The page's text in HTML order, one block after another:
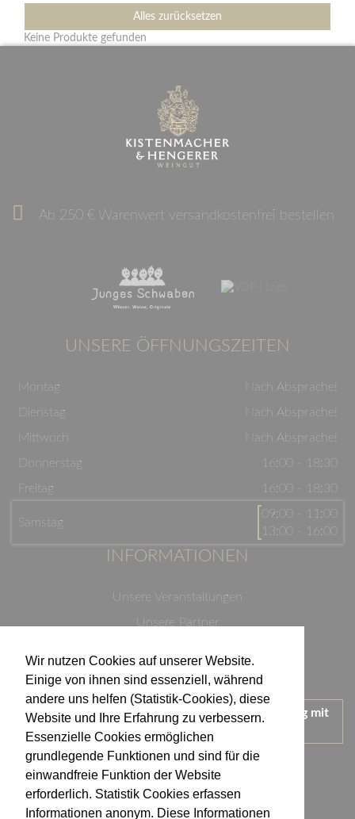
Wir nutzen Cookies auf unserer Website.
Einige von ihnen sind essenziell, während
andere uns helfen (Statistik-Cookies), diese
Website und Ihre Erfahrung zu verbessern.
Essenzielle Cookies ermöglichen
grundlegende Funktionen und sind für die
einwandfreie Funktion der Website
erforderlich. Statistik Cookies erfassen
Informationen anonym. Diese Informationen
Alles zurücksetzen
Keine Produkte gefunden
Ab 250 € Warenwert versandkostenfrei bestellen
UNSERE ÖFFNUNGSZEITEN
Montag
Nach Absprache!
Dienstag
Nach Absprache!
Mittwoch
Nach Absprache!
Donnerstag
16:00 - 18:30
Freitag
16:00 - 18:30
Samstag
09:00 - 11:00
13:00 - 16:00
INFORMATIONEN
Unsere Veranstaltungen
Unsere Partner
Impressum
Wir treten für einen verantwortungsvollen Umgang mit
Alkohol ein.
KONTAKT
Weingut Kistenmacher & Hengerer